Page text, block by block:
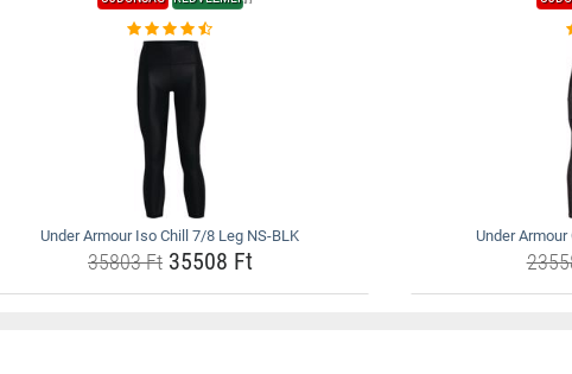
Under Armour Iso Chill 7/8 Leg NS-BLK
35803 Ft35508 Ft
Under